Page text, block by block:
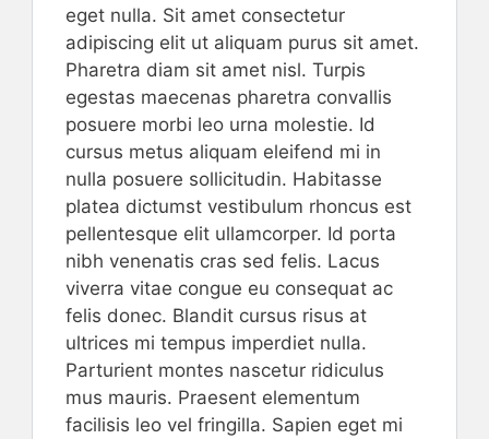
eget nulla. Sit amet consectetur
adipiscing elit ut aliquam purus sit amet.
Pharetra diam sit amet nisl. Turpis
egestas maecenas pharetra convallis
posuere morbi leo urna molestie. Id
cursus metus aliquam eleifend mi in
nulla posuere sollicitudin. Habitasse
platea dictumst vestibulum rhoncus est
pellentesque elit ullamcorper. Id porta
nibh venenatis cras sed felis. Lacus
viverra vitae congue eu consequat ac
felis donec. Blandit cursus risus at
ultrices mi tempus imperdiet nulla.
Parturient montes nascetur ridiculus
mus mauris. Praesent elementum
facilisis leo vel fringilla. Sapien eget mi